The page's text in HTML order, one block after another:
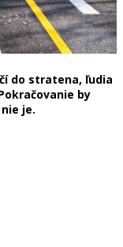
do stratena, ľudia
by
je.